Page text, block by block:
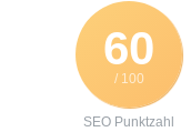
60
/ 100
SEO Punktzahl